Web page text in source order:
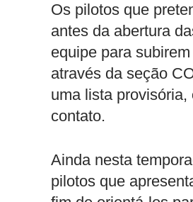
Os pilotos que
antes da abertura
equipe para
através da seção
uma lista
contato.
Ainda nesta
pilotos que